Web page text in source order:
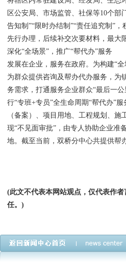
区公安局、市场监管、社保等10个部
告知制”“限时办结制”“责任追究制”
先行办理，后续补交次要材料，最大
深化“全场景”，推广“帮代办”服务
发展在企业，服务在政府。为构建“
为群众提供咨询及帮办代办服务，为
务需求，打通服务企业群众“最后一
行“专班+专员”全生命周期“帮代办”
（备案）、项目用地、工程规划、
现“不见面审批”，由专人协助企业准
地。截至当前，双桥分中心共提供帮
(此文不代表本网站观点，仅代表作
任。)